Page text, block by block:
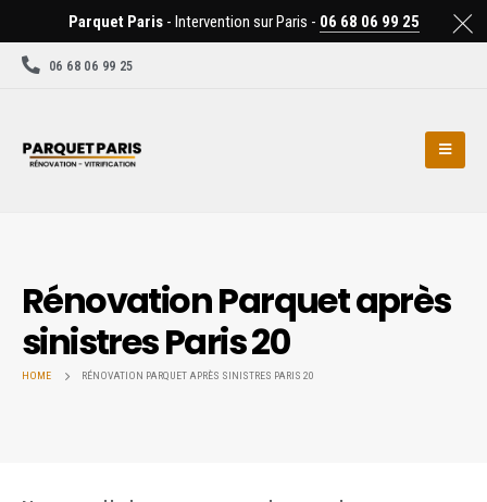
Parquet Paris- Intervention sur Paris - 06 68 06 99 25
06 68 06 99 25
Rénovation Parquet après
sinistres Paris 20
HOME RÉNOVATION PARQUET APRÈS SINISTRES PARIS 20